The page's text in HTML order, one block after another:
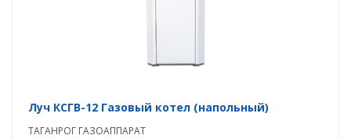
Луч КСГВ-12 Газовый котел (напольный)
ТАГАНРОГ ГАЗОАППАРАТ